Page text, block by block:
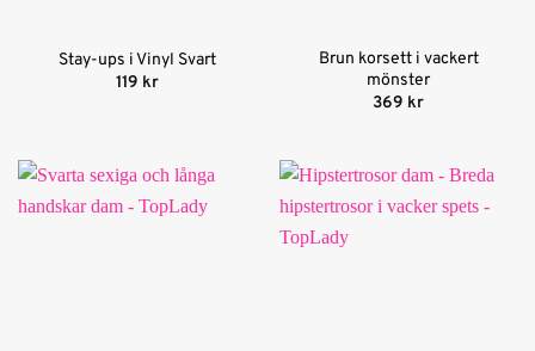
Stay-ups i Vinyl Svart
119 kr
Brun korsett i vackert
mönster
369 kr